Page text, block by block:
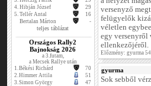
4. Hibján József
29
5. Tellér Antal
16
Bertalan Márton
-
teljes táblázat
Országos Rally2
Bajnokság 2026
a 3.futam,
a Mecsek Rallye után
1.Békési Richárd
70
2.Himmer Attila
51
3.Simon György
47
versenyző
felügyelők
véletlen
egy versenyről
ellenkezőjéről.
Előzmény: gyurma
gyurma
Sok sebből